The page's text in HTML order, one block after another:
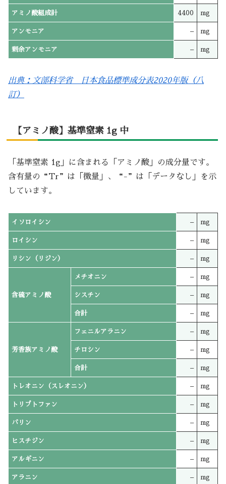
アミノ酸組成計 4400 mg
アンモニア – mg
剰余アンモニア – mg
出典：文部科学省 日本食品標準成分表2020年版（八
訂）
【アミノ酸】基準窒素 1g 中
「基準窒素 1g」に含まれる「アミノ酸」の成分量です。
含有量の“Tr”は「微量」、“-”は「データなし」を示
しています。
イソロイシン – mg
ロイシン – mg
リシン（リジン） – mg
含硫アミノ酸
メチオニン – mg
シスチン – mg
合計 – mg
芳香族アミノ酸
フェニルアラニン – mg
チロシン – mg
合計 – mg
トレオニン（スレオニン） – mg
トリプトファン – mg
バリン – mg
ヒスチジン – mg
アルギニン – mg
アラニン – mg